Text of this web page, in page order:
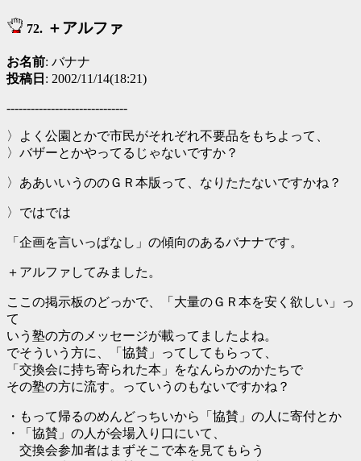
72. ＋アルファ
お名前: バナナ
投稿日 : 2002/11/14(18:21)
------------------------------
〉よく公園とかで市民がそれぞれ不要品をもちよって、
〉バザーとかやってるじゃないですか？
〉ああいいうののＧＲ本版って、なりたたないですかね？
〉ではでは
「企画を言いっぱなし」の傾向のあるバナナです。
＋アルファしてみました。
ここの掲示板のどっかで、「大量のＧＲ本を安く欲しい」っ
て
いう塾の方のメッセージが載ってましたよね。
でそういう方に、「協賛」ってしてもらって、
「交換会に持ち寄られた本」をなんらかのかたちで
その塾の方に流す。っていうのもないですかね？
・もって帰るのめんどっちいから「協賛」の人に寄付とか
・「協賛」の人が会場入り口にいて、
交換会参加者はまずそこで本を見てもらう